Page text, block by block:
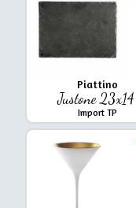
Piattino
Justone 23x14
Import TP